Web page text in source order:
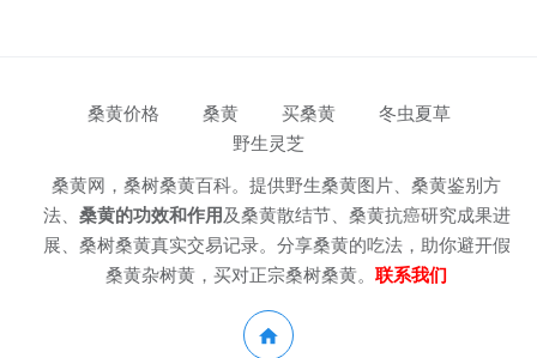
桑黄价格 桑黄 买桑黄
冬虫夏草
野生灵芝
桑黄网，桑树桑黄百科。提供野生桑黄图片、桑黄鉴别方
法、 桑黄的功效和作用及桑黄散结节、桑黄抗癌研究成果进
展、桑树桑黄真实交易记录。分享桑黄的吃法，助你避开假
桑黄杂树黄，买对正宗桑树桑黄。 联系我们